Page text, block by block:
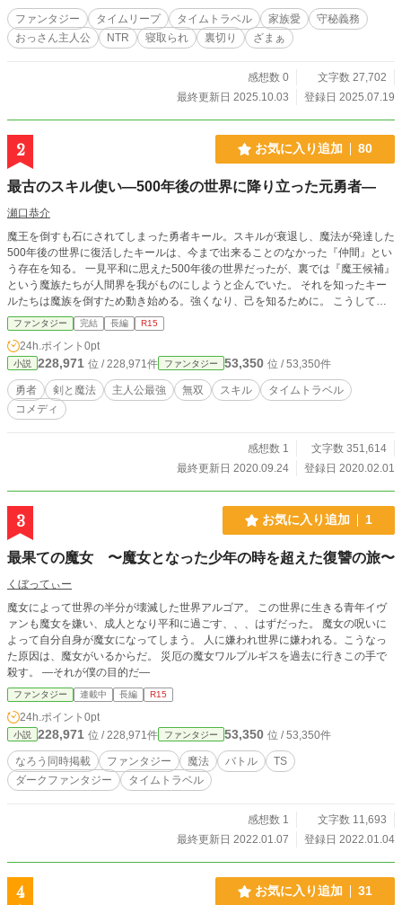
ファンタジー タイムリープ タイムトラベル 家族愛
守秘義務
おっさん主人公
NTR 寝取られ 裏切り ざまぁ
感想数 0
文字数 27,702
最終更新日 2025.10.03
登録日 2025.07.19
2 お気に入り追加 80
最古のスキル使い―500年後の世界に降り立った元勇者―
瀬口恭介
魔王を倒すも石にされてしまった勇者キール。スキルが衰退し、魔法が発達した
500年後の世界に復活したキールは、今まで出来ることのなかった『仲間』とい
う存在を知る。 一見平和に思えた500年後の世界だったが、裏では『魔王候補』
という魔族たちが人間界を我がものにしようと企んでいた。 それを知ったキー
ルたちは魔族を倒すため動き始める。強くなり、己を知るために。 こうして、
長いようで短い戦いが始まる。 これは、一度勇者としての役目を終えたキール
とその仲間たちが自らの心象を探し求める物語。 ※この作品は小説家になろ
う、カクヨム、ノベルアップ＋にも投稿しています。 ※元勇者のスキル無双か
らタイトル変更しました。 ※24日に最終話更新予定です。
ファンタジー 完結 長編 R15
24h.ポイント 0pt
小説 228,971 位 / 228,971件 ファンタジー 53,350 位 / 53,350件
勇者 剣と魔法 主人公最強 無双 スキル
タイムトラベル
コメディ
感想数 1
文字数 351,614
最終更新日 2020.09.24
登録日 2020.02.01
3 お気に入り追加 1
最果ての魔女 〜魔女となった少年の時を超えた復讐の旅〜
くぼってぃー
魔女によって世界の半分が壊滅した世界アルゴア。 この世界に生きる青年イヴ
ァンも魔女を嫌い、成人となり平和に過ごす、、、はずだった。 魔女の呪いに
よって自分自身が魔女になってしまう。 人に嫌われ世界に嫌われる。こうなっ
た原因は、魔女がいるからだ。 災厄の魔女ワルプルギスを過去に行きこの手で
殺す。 ―それが僕の目的だ―
ファンタジー 連載中 長編 R15
24h.ポイント 0pt
小説 228,971 位 / 228,971件 ファンタジー 53,350 位 / 53,350件
なろう同時掲載 ファンタジー 魔法 バトル
TS
ダークファンタジー
タイムトラベル
感想数 1
文字数 11,693
最終更新日 2022.01.07
登録日 2022.01.04
4 お気に入り追加 31